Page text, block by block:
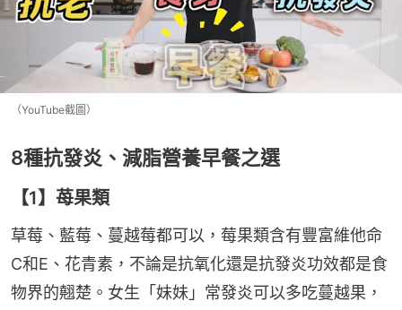
（YouTube截圖）
8種抗發炎、減脂營養早餐之選
【1】苺果類
草莓、藍莓、蔓越莓都可以，莓果類含有豐富維他命
C和E、花青素，不論是抗氧化還是抗發炎功效都是食
物界的翹楚。女生「妹妹」常發炎可以多吃蔓越果，